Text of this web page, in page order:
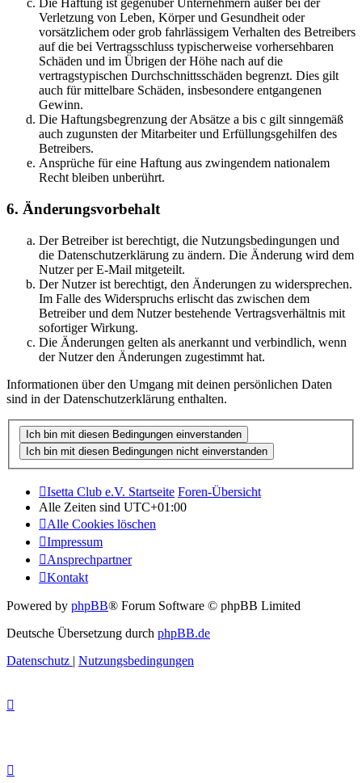
Die Haftung ist gegenüber Unternehmern außer bei der
Verletzung von Leben, Körper und Gesundheit oder
vorsätzlichem oder grob fahrlässigem Verhalten des Betreibers
auf die bei Vertragsschluss typischerweise vorhersehbaren
Schäden und im Übrigen der Höhe nach auf die
vertragstypischen Durchschnittsschäden begrenzt. Dies gilt
auch für mittelbare Schäden, insbesondere entgangenen
Gewinn.
Die Haftungsbegrenzung der Absätze a bis c gilt sinngemäß
auch zugunsten der Mitarbeiter und Erfüllungsgehilfen des
Betreibers.
Ansprüche für eine Haftung aus zwingendem nationalem
Recht bleiben unberührt.
6. Änderungsvorbehalt
Der Betreiber ist berechtigt, die Nutzungsbedingungen und
die Datenschutzerklärung zu ändern. Die Änderung wird dem
Nutzer per E-Mail mitgeteilt.
Der Nutzer ist berechtigt, den Änderungen zu widersprechen.
Im Falle des Widerspruchs erlischt das zwischen dem
Betreiber und dem Nutzer bestehende Vertragsverhältnis mit
sofortiger Wirkung.
Die Änderungen gelten als anerkannt und verbindlich, wenn
der Nutzer den Änderungen zugestimmt hat.
Informationen über den Umgang mit deinen persönlichen Daten
sind in der Datenschutzerklärung enthalten.
Isetta Club e.V. Startseite Foren-Übersicht
Alle Zeiten sind UTC+01:00
Alle Cookies löschen
Impressum
Ansprechpartner
Kontakt
Powered by phpBB® Forum Software © phpBB Limited
Deutsche Übersetzung durch phpBB.de
Datenschutz | Nutzungsbedingungen